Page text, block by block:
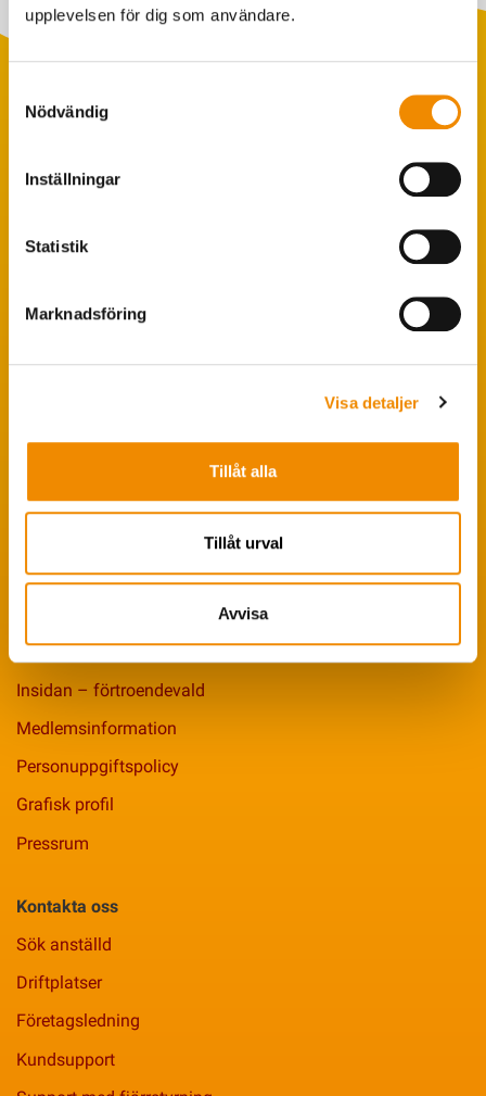
upplevelsen för dig som användare.
Nödvändig
Inställningar
Statistik
Marknadsföring
Visa detaljer
Tillåt alla
Tillåt urval
Avvisa
Foderstatistik
VäxaControl®
Koklippning
Smittsäkrad Besättning
Bra att veta
Insidan – förtroendevald
Medlemsinformation
Personuppgiftspolicy
Grafisk profil
Pressrum
Kontakta oss
Sök anställd
Driftplatser
Företagsledning
Kundsupport